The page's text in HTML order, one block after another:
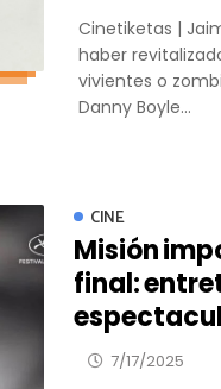
Cinetiketas |
haber
vivientes o
Danny Boyle...
CINE
Misión
final:
7/17/2025